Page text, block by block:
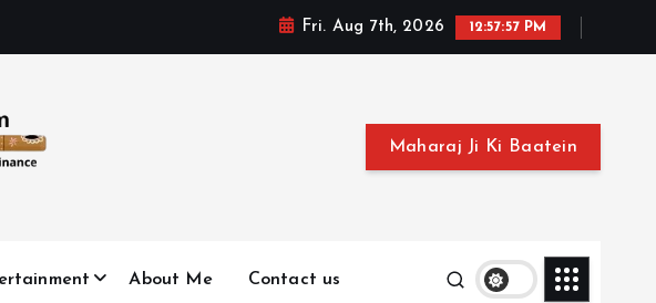
Fri. Aug 7th, 2026 12:57:59 PM
Maharaj Ji Ki Baatein
About Me Contact us